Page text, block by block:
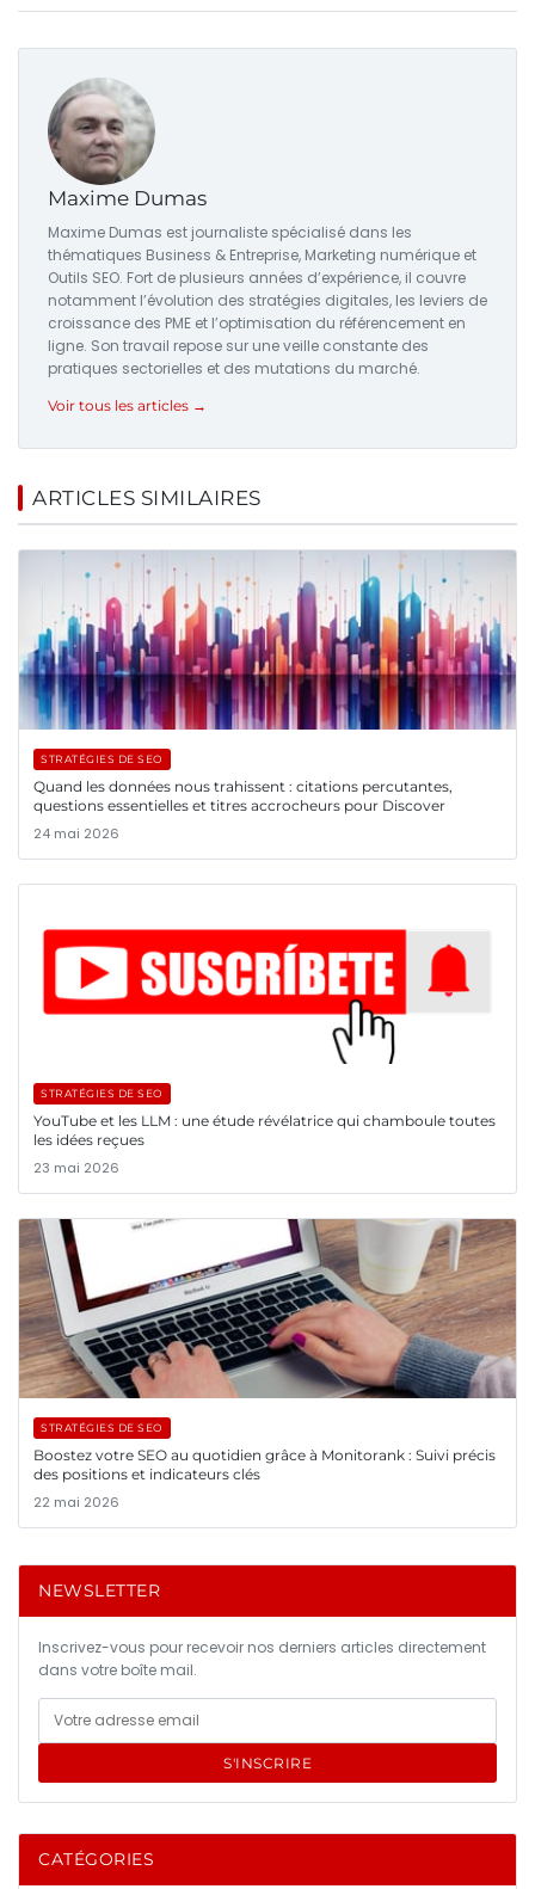
Maxime Dumas
Maxime Dumas est journaliste spécialisé dans les
thématiques Business & Entreprise, Marketing numérique et
Outils SEO. Fort de plusieurs années d’expérience, il couvre
notamment l’évolution des stratégies digitales, les leviers de
croissance des PME et l’optimisation du référencement en
ligne. Son travail repose sur une veille constante des
pratiques sectorielles et des mutations du marché.
Voir tous les articles →
ARTICLES SIMILAIRES
STRATÉGIES DE SEO
Quand les données nous trahissent : citations percutantes,
questions essentielles et titres accrocheurs pour Discover
24 mai 2026
STRATÉGIES DE SEO
YouTube et les LLM : une étude révélatrice qui chamboule toutes
les idées reçues
23 mai 2026
STRATÉGIES DE SEO
Boostez votre SEO au quotidien grâce à Monitorank : Suivi précis
des positions et indicateurs clés
22 mai 2026
NEWSLETTER
Inscrivez-vous pour recevoir nos derniers articles directement
dans votre boîte mail.
S'INSCRIRE
CATÉGORIES